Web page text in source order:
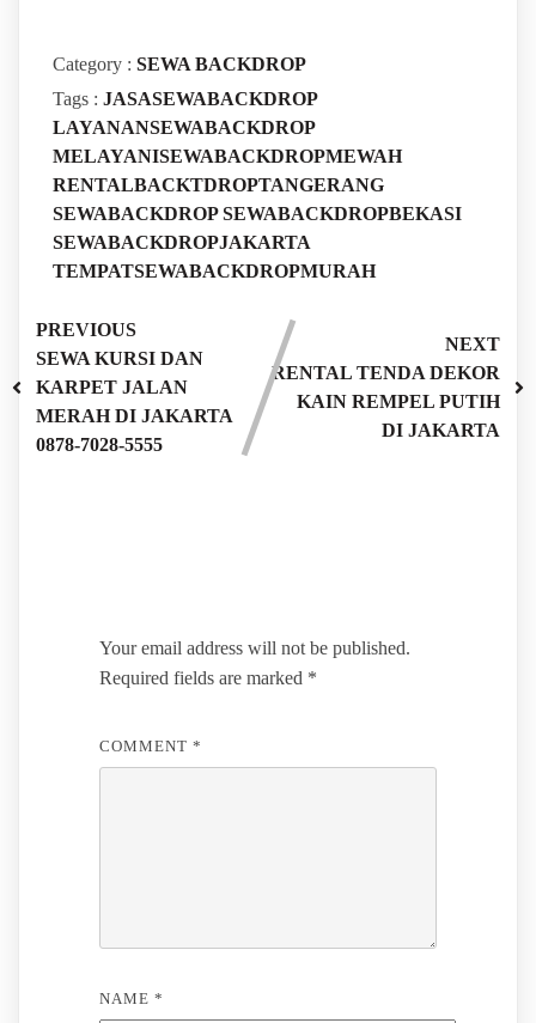
Category : SEWA BACKDROP
Tags : JASASEWABACKDROP
LAYANANSEWABACKDROP
MELAYANISEWABACKDROPMEWAH
RENTALBACKTDROPTANGERANG
SEWABACKDROPSEWABACKDROPBEKASI
SEWABACKDROPJAKARTA
TEMPATSEWABACKDROPMURAH
PREVIOUS
SEWA KURSI DAN
KARPET JALAN
MERAH DI JAKARTA
0878-7028-5555
NEXT
RENTAL TENDA DEKOR
KAIN REMPEL PUTIH
DI JAKARTA
Your email address will not be published.
Required fields are marked *
COMMENT *
NAME *